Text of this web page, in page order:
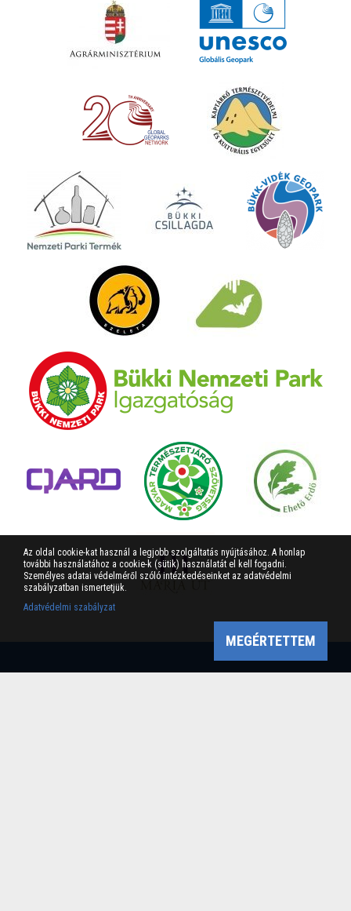
Az oldal cookie-kat használ a legjobb szolgáltatás nyújtásához. A honlap
további használatához a cookie-k (sütik) használatát el kell fogadni.
Személyes adatai védelméről szóló intézkedéseinket az adatvédelmi
szabályzatban ismertetjük.
Adatvédelmi szabályzat
MEGÉRTETTEM